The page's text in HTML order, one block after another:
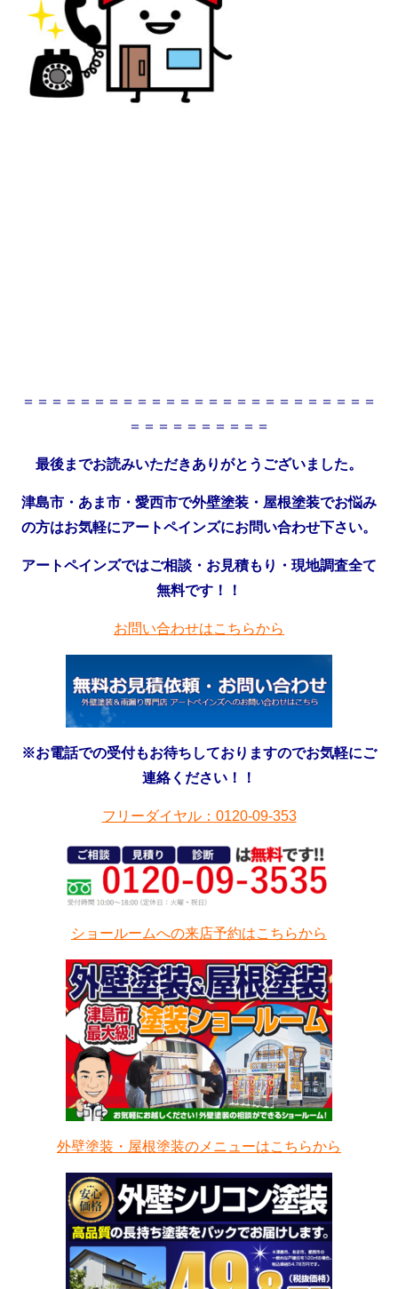
＝＝＝＝＝＝＝＝＝＝＝＝＝＝＝＝＝＝＝＝＝＝＝＝＝
＝＝＝＝＝＝＝＝＝＝
最後までお読みいただきありがとうございました。
津島市・あま市・愛西市で外壁塗装・屋根塗装でお悩み
の方はお気軽にアートペインズにお問い合わせ下さい。
アートペインズではご相談・お見積もり・現地調査全て
無料です！！
お問い合わせはこちらから
※お電話での受付もお待ちしておりますのでお気軽にご
連絡ください！！
フリーダイヤル：0120-09-353
ショールームへの来店予約はこちらから
外壁塗装・屋根塗装のメニューはこちらから